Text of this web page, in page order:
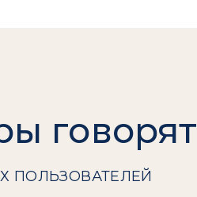
говорят
ПОЛЬЗОВАТЕЛЕЙ